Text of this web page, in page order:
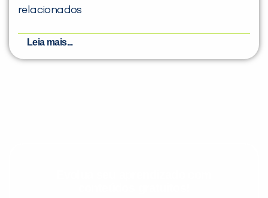
relacionados
Leia mais...